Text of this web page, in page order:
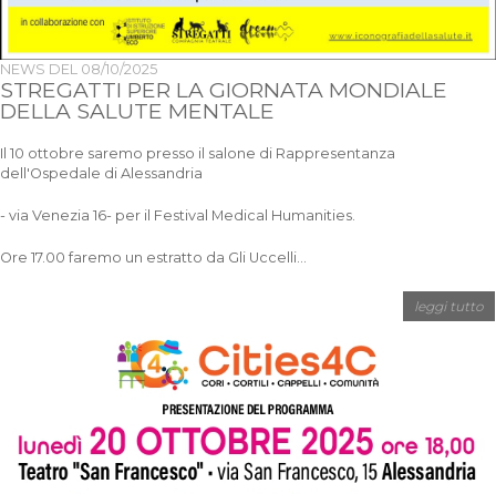
NEWS DEL 08/10/2025
STREGATTI PER LA GIORNATA MONDIALE
DELLA SALUTE MENTALE
Il 10 ottobre saremo presso il salone di Rappresentanza
dell'Ospedale di Alessandria
- via Venezia 16- per il Festival Medical Humanities.
Ore 17.00 faremo un estratto da Gli Uccelli...
leggi tutto